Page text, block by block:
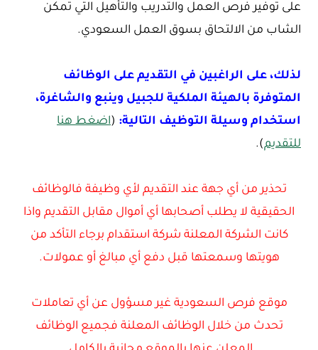
على توفير فرص العمل والتدريب والتأهيل التي تمكن
الشاب من الالتحاق بسوق العمل السعودي.
لذلك، على الراغبين في التقديم على الوظائف
المتوفرة بالهيئة الملكية للجبيل وينبع والشاغرة،
استخدام وسيلة التوظيف التالية: (اضغط هنا
للتقديم).
تحذير من أي جهة عند التقديم لأي وظيفة فالوظائف
الحقيقية لا يطلب أصحابها أي أموال مقابل التقديم واذا
كانت الشركة المعلنة شركة استقدام برجاء التأكد من
هويتها وسمعتها قبل دفع أي مبالغ أو عمولات.
موقع فرص السعودية غير مسؤول عن أي تعاملات
تحدث من خلال الوظائف المعلنة فجميع الوظائف